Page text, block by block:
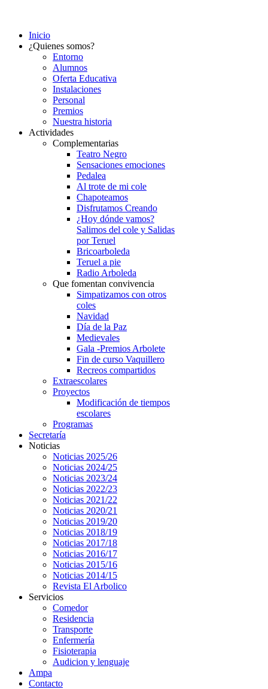
Inicio
¿Quienes somos?
Entorno
Alumnos
Oferta Educativa
Instalaciones
Personal
Premios
Nuestra historia
Actividades
Complementarias
Teatro Negro
Sensaciones emociones
Pedalea
Al trote de mi cole
Chapoteamos
Disfrutamos Creando
¿Hoy dónde vamos?
Salimos del cole y Salidas
por Teruel
Bricoarboleda
Teruel a pie
Radio Arboleda
Que fomentan convivencia
Simpatizamos con otros
coles
Navidad
Día de la Paz
Medievales
Gala -Premios Arbolete
Fin de curso Vaquillero
Recreos compartidos
Extraescolares
Proyectos
Modificación de tiempos
escolares
Programas
Secretaría
Noticias
Noticias 2025/26
Noticias 2024/25
Noticias 2023/24
Noticias 2022/23
Noticias 2021/22
Noticias 2020/21
Noticias 2019/20
Noticias 2018/19
Noticias 2017/18
Noticias 2016/17
Noticias 2015/16
Noticias 2014/15
Revista El Arbolico
Servicios
Comedor
Residencia
Transporte
Enfermería
Fisioterapia
Audicion y lenguaje
Ampa
Contacto